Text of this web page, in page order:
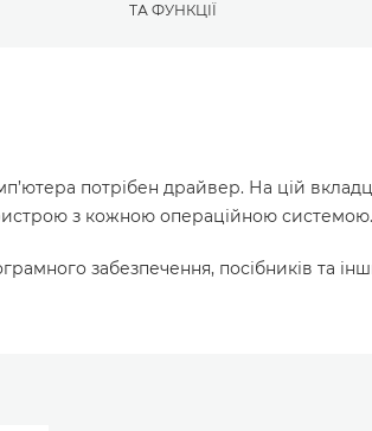
ТА ФУНКЦІЇ
потрібен драйвер. На цій
з кожною операційною системою.
забезпечення, посібників та